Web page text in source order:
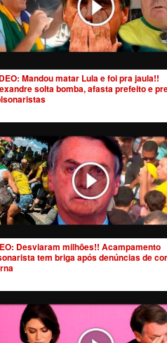
Mandou matar Lula e foi pra jaula!!
solta bomba, afasta prefeito e
Desviaram milhões!! Acampamento
tem briga após denúncias de